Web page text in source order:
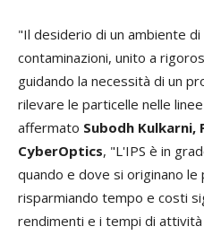
"Il desiderio di un ambiente
contaminazioni, unito a
guidando la necessità di un
rilevare le particelle nelle
affermato Subodh Kulkarni,
CyberOptics, "L'IPS è in
quando e dove si originano
risparmiando tempo e costi
rendimenti e i tempi di